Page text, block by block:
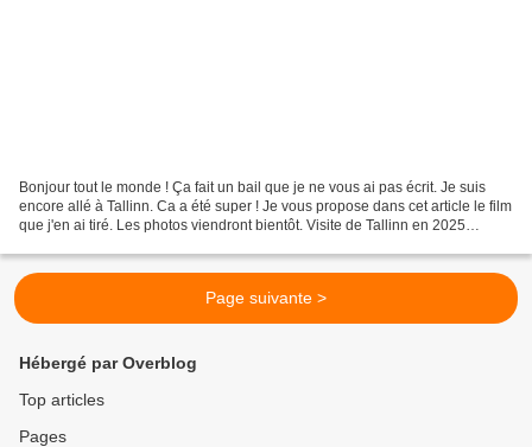
Bonjour tout le monde ! Ça fait un bail que je ne vous ai pas écrit. Je suis
encore allé à Tallinn. Ca a été super ! Je vous propose dans cet article le film
que j'en ai tiré. Les photos viendront bientôt. Visite de Tallinn en 2025
Page suivante >
Hébergé par Overblog
Top articles
Pages